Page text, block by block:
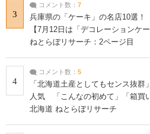
3
コメント数： 7
兵庫県の「ケーキ」の名店10選
【7月12日は「デコレーションケ
ねとらぼリサーチ：2ページ目
4
コメント数： 5
「北海道土産としてもセンス抜群
人気 「こんなの初めて」「箱買
北海道 ねとらぼリサーチ